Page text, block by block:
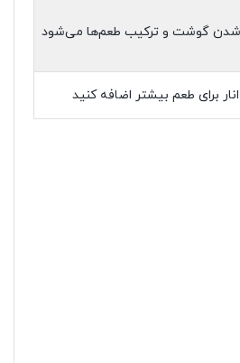
شدن گوشت و ترکیب طعم‌ها می‌شود
برای طعم بیشتر اضافه کنید